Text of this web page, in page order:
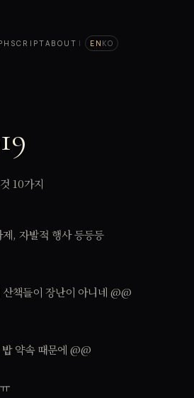
SCRIPTABOUT | EN KO
10가지
, 자발적 행사 등등등
책들이 장난이 아니네 @@
약속 때문에 @@